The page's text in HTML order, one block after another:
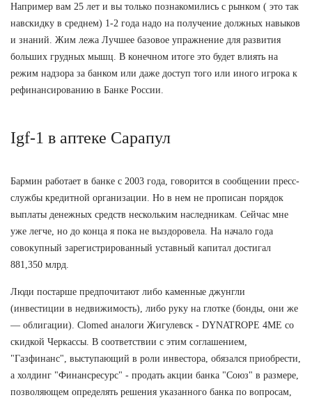
Например вам 25 лет и вы только познакомились с рынком ( это так
навскидку в среднем) 1-2 года надо на получение должных навыков
и знаний. Жим лежа Лучшее базовое упражнение для развития
больших грудных мышц. В конечном итоге это будет влиять на
режим надзора за банком или даже доступ того или иного игрока к
рефинансированию в Банке России.
Igf-1 в аптеке Сарапул
Бармин работает в банке с 2003 года, говорится в сообщении пресс-
службы кредитной организации. Но в нем не прописан порядок
выплаты денежных средств нескольким наследникам. Сейчас мне
уже легче, но до конца я пока не выздоровела. На начало года
совокупный зарегистрированный уставный капитал достигал
881,350 млрд.
Люди постарше предпочитают либо каменные джунгли
(инвестиции в недвижимость), либо руку на глотке (бонды, они же
— облигации). Clomed аналоги Жигулевск - DYNATROPE 4ME со
скидкой Черкассы. В соответствии с этим соглашением,
"Газфинанс", выступающий в роли инвестора, обязался приобрести,
а холдинг "Финансресурс" - продать акции банка "Союз" в размере,
позволяющем определять решения указанного банка по вопросам,